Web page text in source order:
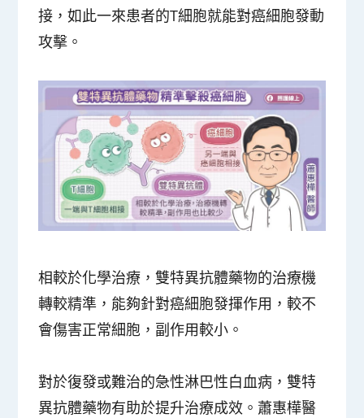
接，如此一來患者的T細胞就能對癌細胞發動
攻擊。
相較於化學治療，雙特異抗體藥物的治療機
轉較精準，能夠針對癌細胞發揮作用，較不
會傷害正常細胞，副作用較小。
對於復發或難治的急性淋巴性白血病，雙特
異抗體藥物有助於提升治療成效。蕭惠樺醫